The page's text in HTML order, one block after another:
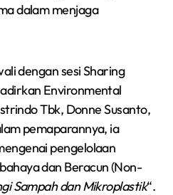
dalam menjaga
dengan sesi Sharing
Environmental
Tbk, Donne Susanto,
pemaparannya, ia
pengelolaan
dan Beracun (Non-
Sampah dan Mikroplastik“.